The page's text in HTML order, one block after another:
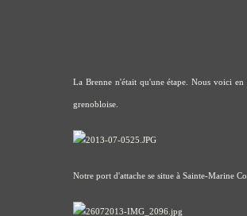
La Brennen'était qu'une étape. Nous voici en
grenobloise.
Notre port d'attache se situe à Sainte-Marine